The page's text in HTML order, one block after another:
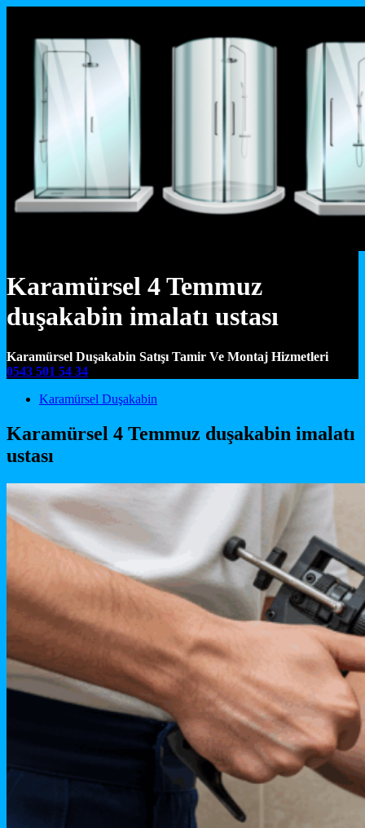
Karamürsel 4 Temmuz
duşakabin imalatı ustası
Karamürsel Duşakabin Satışı Tamir Ve Montaj Hizmetleri
0543 501 54 34
Main Navigation
Karamürsel Duşakabin
Karamürsel 4 Temmuz duşakabin imalatı
ustası